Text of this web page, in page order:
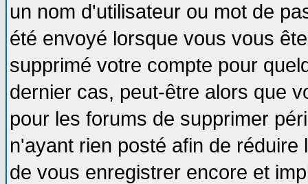
un nom d'utilisateur ou mot de
été envoyé lorsque vous vous
supprimé votre compte pour
dernier cas, peut-être alors que
pour les forums de supprimer
n'ayant rien posté afin de
de vous enregistrer encore et